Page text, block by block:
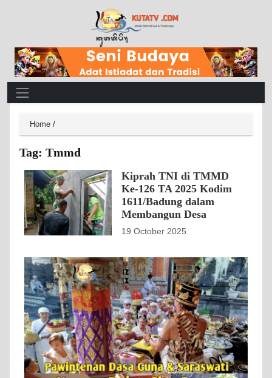
Main Navigation
Home /
Tag: Tmmd
Kiprah TNI di TMMD
Ke-126 TA 2025 Kodim
1611/Badung dalam
Membangun Desa
19 October 2025